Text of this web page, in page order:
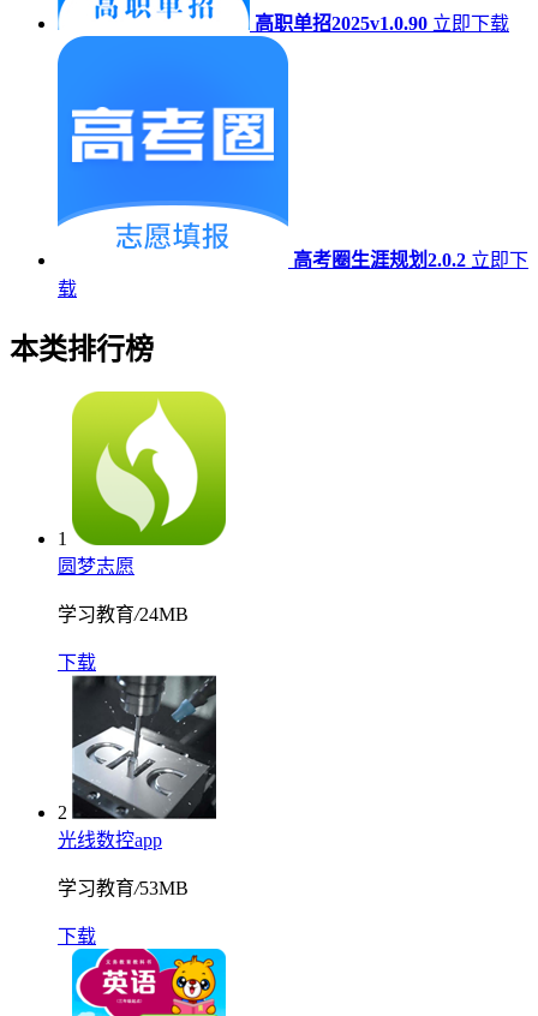
高职单招2025v1.0.90 立即下载
高考圈生涯规划2.0.2 立即下
载
本类排行榜
1
圆梦志愿
学习教育/24MB
下载
2
光线数控app
学习教育/53MB
下载